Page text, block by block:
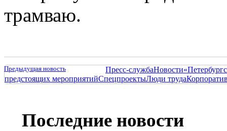
трамваю.
Предыдущая новость Пресс-службаНовости
предстоящих мероприятийСпецпроектыЛюди труда
Последние новости